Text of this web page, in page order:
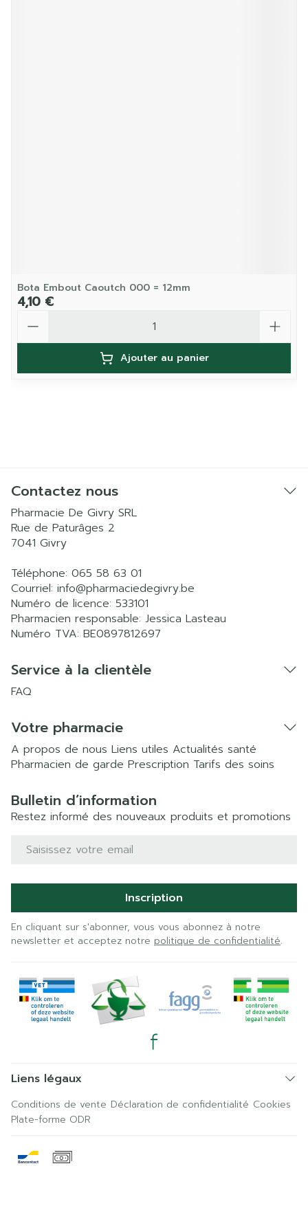
Bota Embout Caoutch 000 = 12mm
4,10 €
Ajouter au panier
Contactez nous
Pharmacie De Givry SRL
Rue de Paturâges 2
7041 Givry
Téléphone: 065 58 63 01
Courriel: info@pharmaciedegivry.be
Numéro de licence: 533101
Pharmacien responsable: Jessica Lasteau
Numéro TVA: BE0897812697
Service à la clientèle
FAQ
Votre pharmacie
A propos de nous Liens utiles Actualités santé
Pharmacien de garde Prescription Tarifs des soins
Bulletin d’information
Restez informé des nouveaux produits et promotions
Adresse mail
Inscription
En cliquant sur s'abonner, vous vous abonnez à notre
newsletter et acceptez notre politique de confidentialité.
Liens légaux
Conditions de vente Déclaration de confidentialité Cookies
Plate-forme ODR